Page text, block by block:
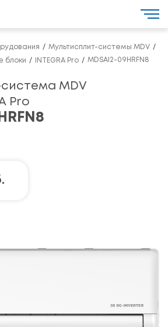
Мультисплит-системы MDV
блоки INTEGRA Pro MDSAI2-09HRFN8
MDV
Pro